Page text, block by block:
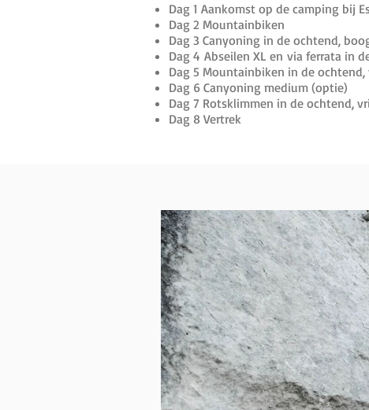
Dag 1 Aankomst op de camping bij
Dag 2 Mountainbiken
Dag 3 Canyoning in de ochtend,
Dag 4 Abseilen XL en via ferrata in
Dag 5 Mountainbiken in de
Dag 6 Canyoning medium (optie)
Dag 7 Rotsklimmen in de ochtend,
Dag 8 Vertrek